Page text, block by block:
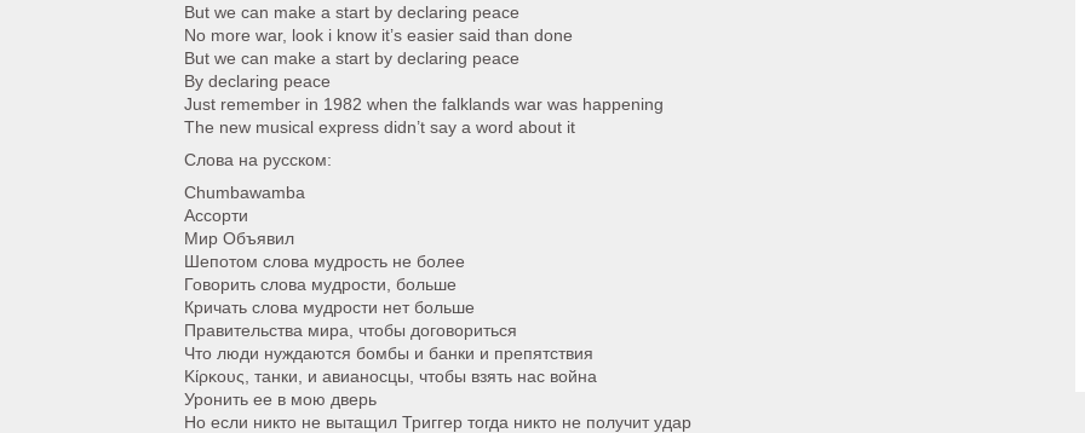
But we can make a start by declaring peace
No more war, look i know it’s easier said than done
But we can make a start by declaring peace
By declaring peace
Just remember in 1982 when the falklands war was happening
The new musical express didn’t say a word about it
Слова на русском:
Chumbawamba
Ассорти
Мир Объявил
Шепотом слова мудрость не более
Говорить слова мудрости, больше
Кричать слова мудрости нет больше
Правительства мира, чтобы договориться
Что люди нуждаются бомбы и банки и препятствия
Κίρκους, танки, и авианосцы, чтобы взять нас война
Уронить ее в мою дверь
Но если никто не вытащил Триггер тогда никто не получит удар